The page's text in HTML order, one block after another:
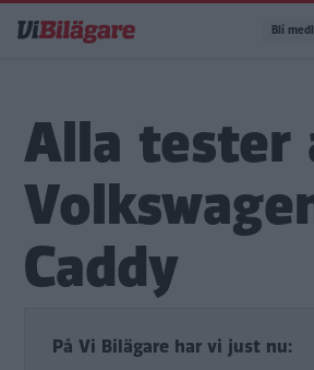
till
Bli
Alla tester
Caddy
På Vi Bilägare har vi just nu: